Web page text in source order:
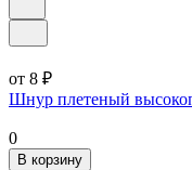
от 8 ₽
Шнур плетеный
0
В корзину